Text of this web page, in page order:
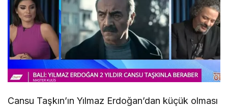
Cansu Taşkın’ın Yılmaz Erdoğan’dan küçük olması